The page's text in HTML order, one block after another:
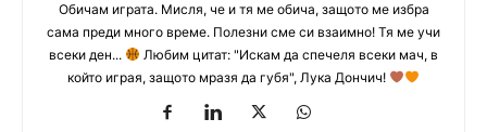
Обичам играта. Мисля, че и тя ме обича, защото ме избра
сама преди много време. Полезни сме си взаимно! Тя ме учи
всеки ден...
Любим цитат: "Искам да спечеля всеки мач, в
който играя, защото мразя да губя", Лука Дончич!